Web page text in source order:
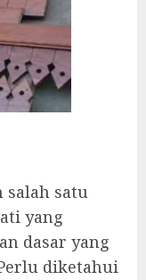
salah satu
yang
dasar yang
diketahui